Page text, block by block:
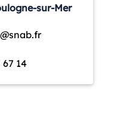
sur-Mer
67 14